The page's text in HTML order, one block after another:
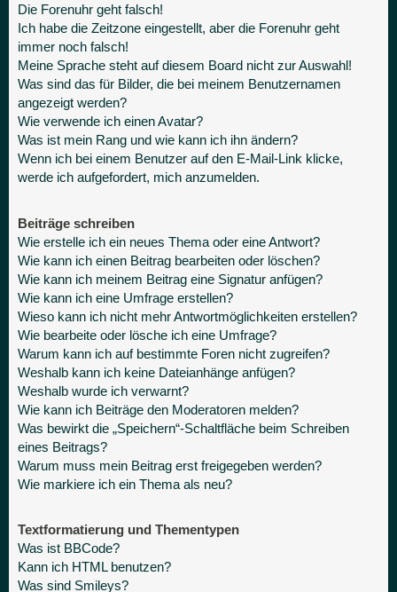
Die Forenuhr geht falsch!
Ich habe die Zeitzone eingestellt, aber die Forenuhr geht
immer noch falsch!
Meine Sprache steht auf diesem Board nicht zur Auswahl!
Was sind das für Bilder, die bei meinem Benutzernamen
angezeigt werden?
Wie verwende ich einen Avatar?
Was ist mein Rang und wie kann ich ihn ändern?
Wenn ich bei einem Benutzer auf den E-Mail-Link klicke,
werde ich aufgefordert, mich anzumelden.
Beiträge schreiben
Wie erstelle ich ein neues Thema oder eine Antwort?
Wie kann ich einen Beitrag bearbeiten oder löschen?
Wie kann ich meinem Beitrag eine Signatur anfügen?
Wie kann ich eine Umfrage erstellen?
Wieso kann ich nicht mehr Antwortmöglichkeiten erstellen?
Wie bearbeite oder lösche ich eine Umfrage?
Warum kann ich auf bestimmte Foren nicht zugreifen?
Weshalb kann ich keine Dateianhänge anfügen?
Weshalb wurde ich verwarnt?
Wie kann ich Beiträge den Moderatoren melden?
Was bewirkt die „Speichern“-Schaltfläche beim Schreiben
eines Beitrags?
Warum muss mein Beitrag erst freigegeben werden?
Wie markiere ich ein Thema als neu?
Textformatierung und Thementypen
Was ist BBCode?
Kann ich HTML benutzen?
Was sind Smileys?